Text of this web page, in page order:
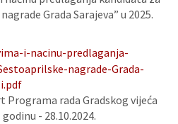
Grada Sarajeva” u 2025.
i-nacinu-predlaganja-
nagrade-Grada-
Programa rada Gradskog vijeća
- 28.10.2024.